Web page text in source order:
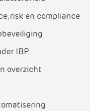
risk en compliance
IBP
overzicht